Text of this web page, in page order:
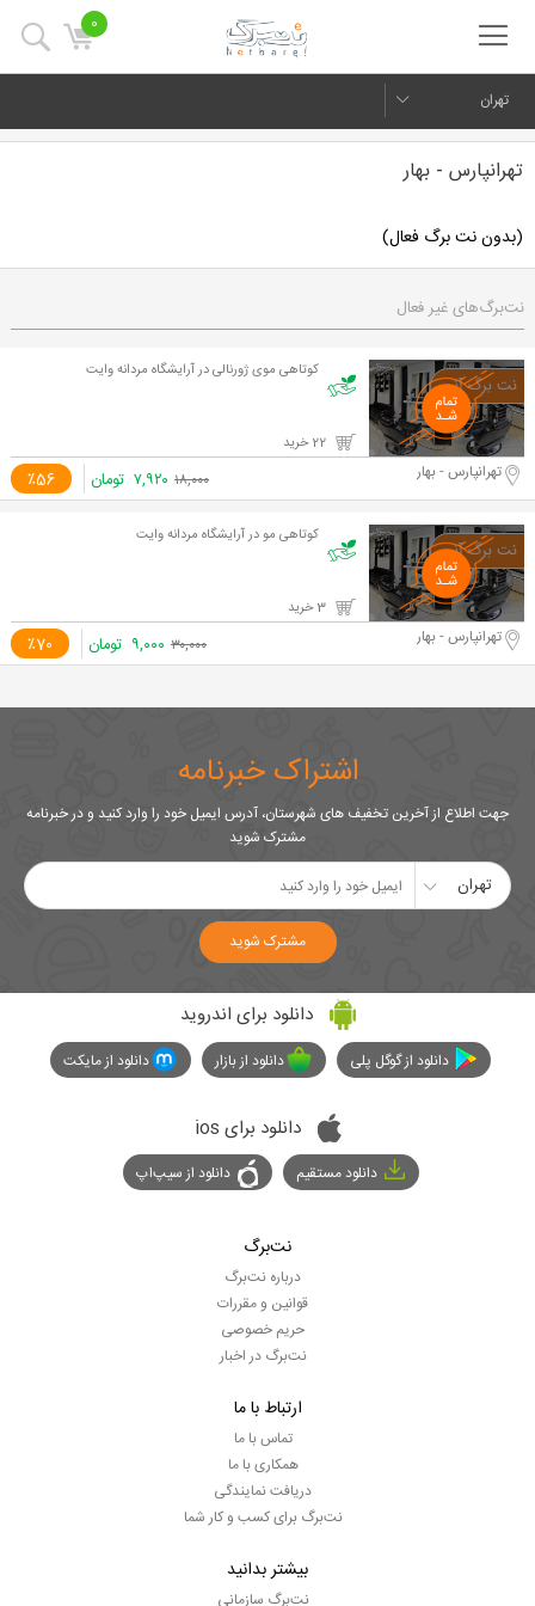
0
تهران
تهرانپارس - بهار
(بدون نت برگ فعال)
نت‌برگ‌های غیر فعال
کوتاهی موی ژورنالی در آرایشگاه مردانه وایت
٪56 تهرانپارس - بهار ۱۸,۰۰۰ ۷,۹۲۰ تومان
کوتاهی مو در آرایشگاه مردانه وایت
٪70 تهرانپارس - بهار ۳۰,۰۰۰ ۹,۰۰۰ تومان
اشتراک خبرنامه
جهت اطلاع از آخرین تخفیف های شهرستان، آدرس ایمیل خود را وارد کنید و در خبرنامه
مشترک شوید
تهران
مشترک شوید
دانلود برای اندروید
دانلود از گوگل پلی دانلود از بازار دانلود از مایکت
دانلود برای ios
دانلود مستقیم دانلود از سیپ‌اپ
نت‌برگ
درباره نت‌برگ
قوانین و مقررات
حریم خصوصی
نت‌برگ در اخبار
ارتباط با ما
تماس با ما
همکاری با ما
دریافت نمایندگی
نت‌برگ برای کسب و کار شما
بیشتر بدانید
نت‌برگ سازمانی